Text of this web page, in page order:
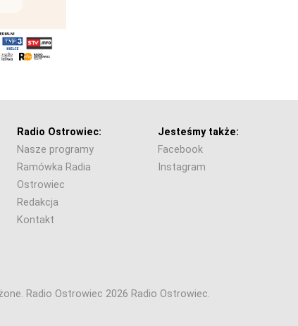
Radio Ostrowiec:
Nasze programy
Ramówka Radia
Ostrowiec
Redakcja
Kontakt
Jesteśmy także:
Facebook
Instagram
Radio Ostrowiec 2026 Radio Ostrowiec.